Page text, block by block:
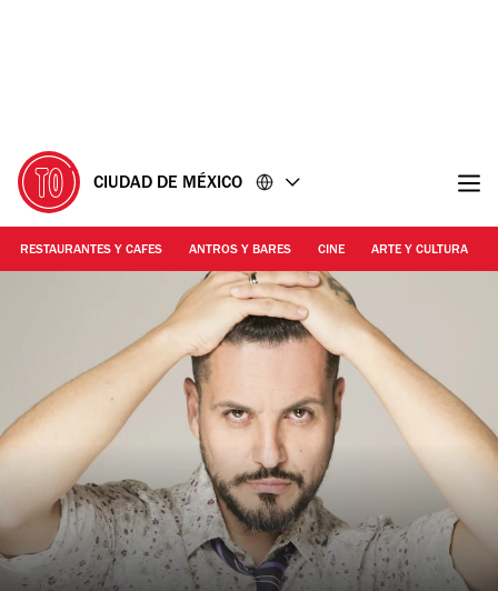
CIUDAD DE MÉXICO
RESTAURANTES Y CAFES ANTROS Y BARES CINE ARTE Y CULTURA